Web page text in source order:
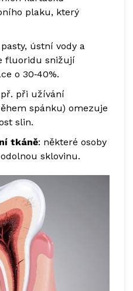
plaku, který
ústní vody a
fluoridu snižují
o 30‑40%.
při užívání
spánku) omezuje
slin.
tkáně: některé osoby
sklovinu.